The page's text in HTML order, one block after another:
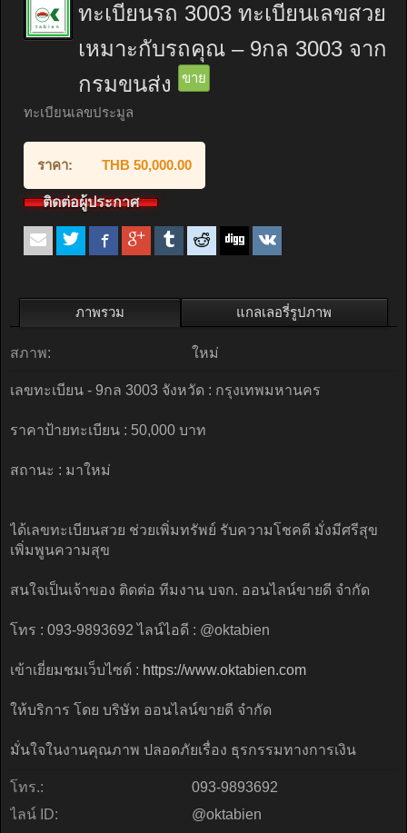
ทะเบียนรถ 3003 ทะเบียนเลขสวย
เหมาะกับรถคุณ – 9กล 3003 จาก
กรมขนส่ง
ขาย
ทะเบียนเลขประมูล
ราคา: THB 50,000.00
ติดต่อผู้ประกาศ
ภาพรวม แกลเลอรี่รูปภาพ
สภาพ: ใหม่
เลขทะเบียน - 9กล 3003 จังหวัด : กรุงเทพมหานคร
ราคาป้ายทะเบียน : 50,000 บาท
สถานะ : มาใหม่
ได้เลขทะเบียนสวย ช่วยเพิ่มทรัพย์ รับความโชคดี มั่งมีศรีสุข
เพิ่มพูนความสุข
สนใจเป็นเจ้าของ ติดต่อ ทีมงาน บจก. ออนไลน์ขายดี จำกัด
โทร : 093-9893692 ไลน์ไอดี : @oktabien
เข้าเยี่ยมชมเว็บไซต์ : https://www.oktabien.com
ให้บริการ โดย บริษัท ออนไลน์ขายดี จำกัด
มั่นใจในงานคุณภาพ ปลอดภัยเรื่อง ธุรกรรมทางการเงิน
โทร.:
093-9893692
ไลน์ ID:
@oktabien